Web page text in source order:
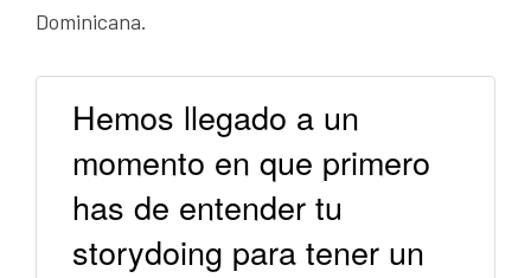
Dominicana.
Hemos llegado a un
momento en que primero
has de entender tu
storydoing para tener un